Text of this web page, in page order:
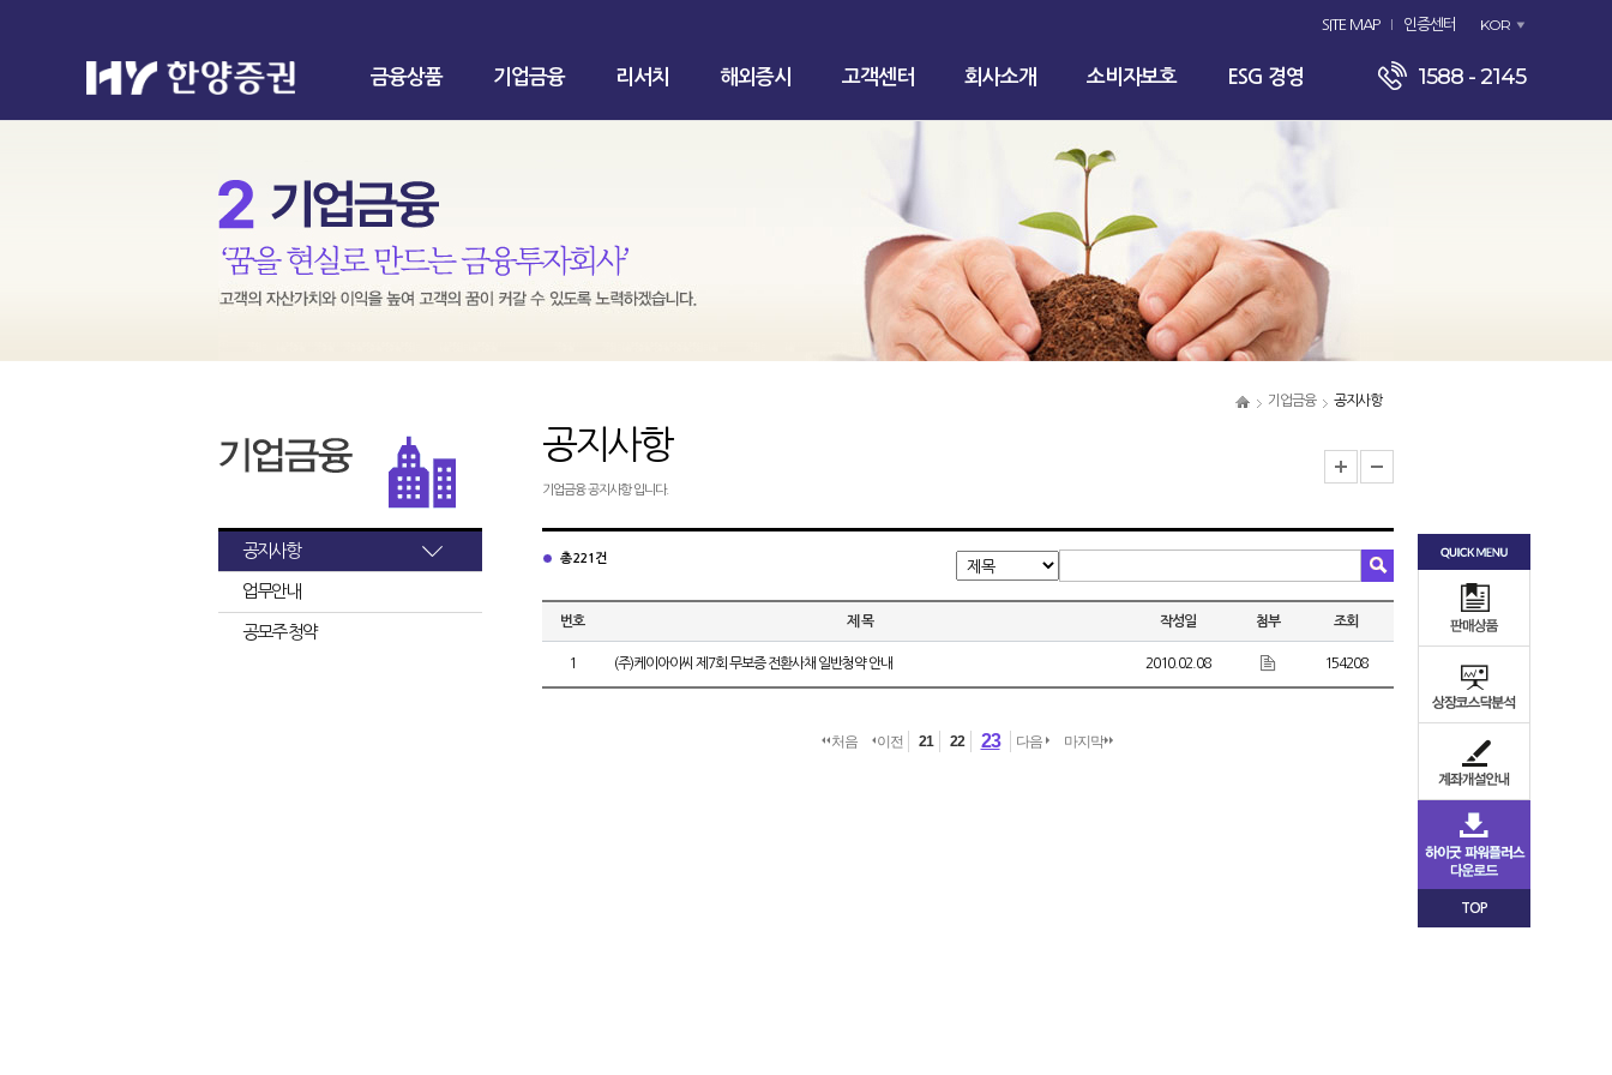
SITE MAP 인증센터 KOR
금융상품 기업금융 리서치 해외증시 고객센터 회사소개 소비자보호 ESG 경영 1588 - 2145
기업금융 공지사항
공지사항
업무안내
공모주 청약
공지사항
기업금융 공지사항 입니다.
총 221건
번호 제 목 작성일 첨부 조회
1 (주)케이아이씨 제7회 무보증 전환사채 일반청약 안내 2010.02.08 154208
처음 이전 21 22 23 다음 마지막
TOP